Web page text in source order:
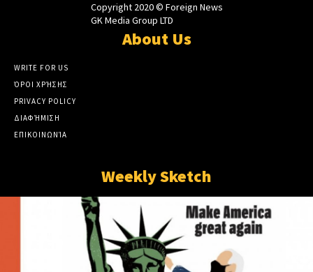
Copyright 2020 © Foreign News
GK Media Group LTD
About Us
WRITE FOR US
ΌΡΟΙ ΧΡΉΣΗΣ
PRIVACY POLICY
ΔΙΑΦΉΜΙΣΗ
ΕΠΙΚΟΙΝΩΝΊΑ
Weekly Sketch